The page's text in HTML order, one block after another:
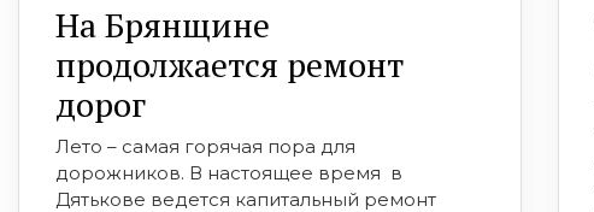
На Брянщине
продолжается ремонт
дорог
Лето – самая горячая пора для
дорожников. В настоящее время в
Дятькове ведется капитальный ремонт